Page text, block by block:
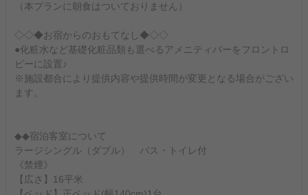
（本プランに朝食はついておりません）
◇◇◆お宿からのおもてなし◆◇◇
●化粧水など基礎化粧品類も選べるアメニティバーをフロントロ
ビーに設置♪
※施設都合により提供内容や提供時間が変更となる場合がござい
ます。
◆◆宿泊客室について
ラージシングル（ダブル） バス・トイレ付
《禁煙》
【広さ】16平米